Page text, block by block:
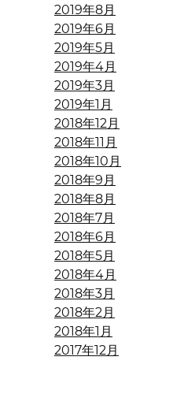
2019年8月
2019年6月
2019年5月
2019年4月
2019年3月
2019年1月
2018年12月
2018年11月
2018年10月
2018年9月
2018年8月
2018年7月
2018年6月
2018年5月
2018年4月
2018年3月
2018年2月
2018年1月
2017年12月